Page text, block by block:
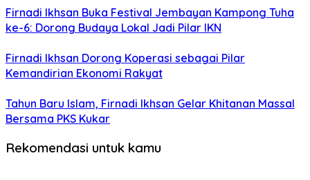
Firnadi Ikhsan Buka Festival Jembayan Kampong Tuha
ke-6: Dorong Budaya Lokal Jadi Pilar IKN
Firnadi Ikhsan Dorong Koperasi sebagai Pilar
Kemandirian Ekonomi Rakyat
Tahun Baru Islam, Firnadi Ikhsan Gelar Khitanan Massal
Bersama PKS Kukar
Rekomendasi untuk kamu